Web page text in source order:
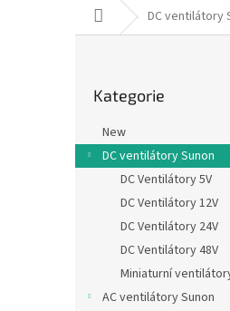
Domů DC ventilátory
a
n
kategorie
Kategorie
New
DC ventilátory Sunon
DC Ventilátory 5V
DC Ventilátory 12V
DC Ventilátory 24V
DC Ventilátory 48V
Miniaturní
AC ventilátory Sunon